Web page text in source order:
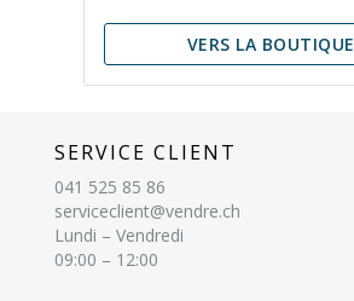
VERS LA BOUTIQUE
SERVICE CLIENT
041 525 85 86
serviceclient@vendre.ch
Lundi – Vendredi
09:00 – 12:00